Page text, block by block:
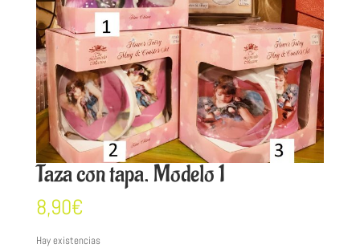
Taza con tapa. Modelo 1
8,90€
Hay existencias